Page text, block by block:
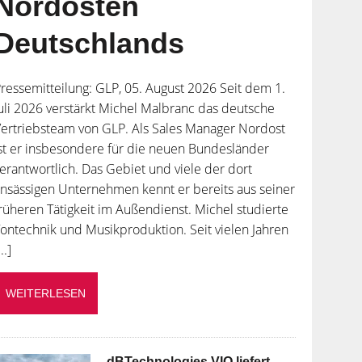
GLP, 05. August 2026 Seit dem 1.
2026 verstärkt Michel Malbranc das deutsche
von GLP. Als Sales Manager Nordost
er insbesondere für die neuen Bundesländer
Das Gebiet und viele der dort
Unternehmen kennt er bereits aus seiner
Tätigkeit im Außendienst. Michel studierte
und Musikproduktion. Seit vielen Jahren
WEITERLESEN